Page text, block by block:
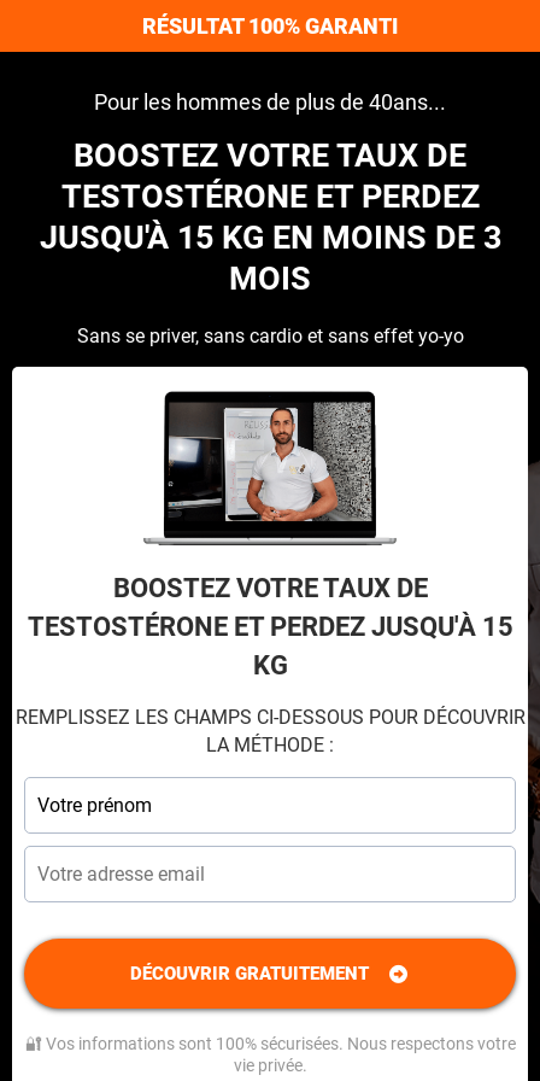
RÉSULTAT 100% GARANTI
Pour les hommes de plus de 40ans...
BOOSTEZ VOTRE TAUX DE
TESTOSTÉRONE ET PERDEZ
JUSQU'À 15 KG EN MOINS DE 3
MOIS
Sans se priver, sans cardio et sans effet yo-yo
BOOSTEZ VOTRE TAUX DE
TESTOSTÉRONE ET PERDEZ JUSQU'À 15
KG
REMPLISSEZ LES CHAMPS CI-DESSOUS POUR DÉCOUVRIR
LA MÉTHODE :
DÉCOUVRIR GRATUITEMENT
🔐 Vos informations sont 100% sécurisées. Nous respectons votre
vie privée.